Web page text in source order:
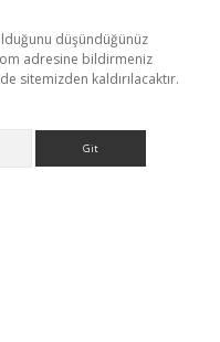
düşündüğünüz
adresine bildirmeniz
sitemizden kaldırılacaktır.